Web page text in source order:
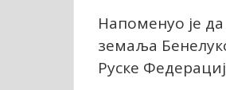
Напоменуо је
земаља
Руске